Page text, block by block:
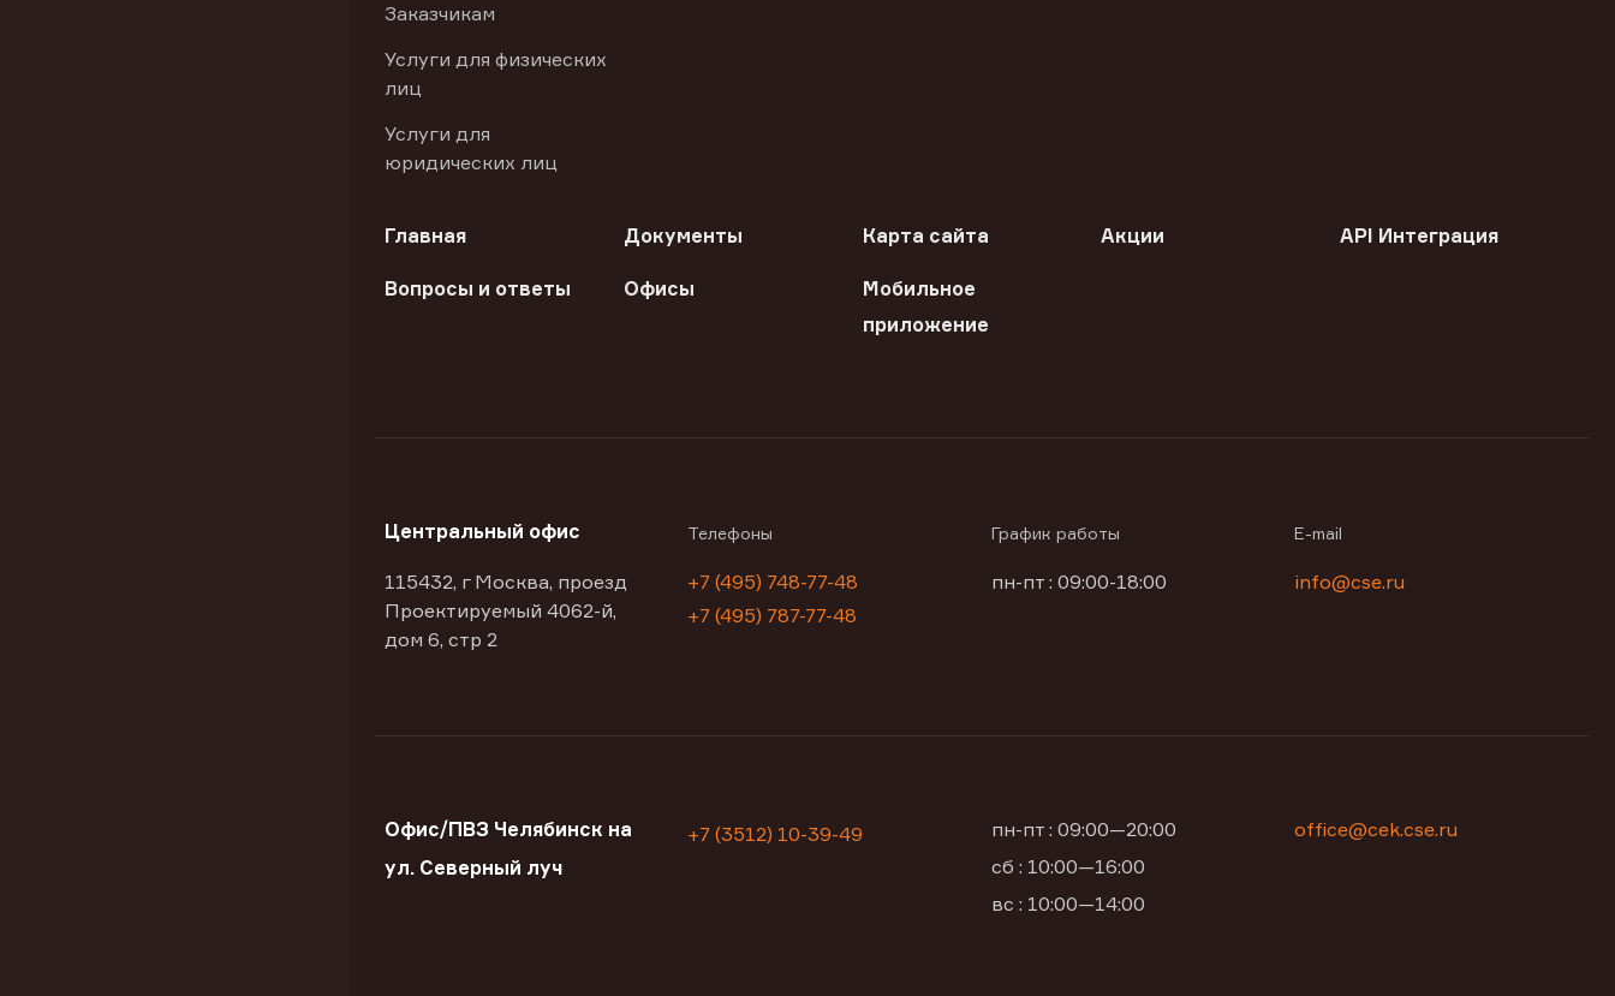
Заказчикам
Услуги для физических
лиц
Услуги для
юридических лиц
Главная Документы Карта сайта Акции API Интеграция
Вопросы и ответы Офисы
Мобильное
приложение
Центральный офис
115432, г Москва, проезд
Проектируемый 4062-й,
дом 6, стр 2
Телефоны
+7 (495) 748-77-48
+7 (495) 787-77-48
График работы
пн-пт : 09:00-18:00
E-mail
info@cse.ru
Офис/ПВЗ Челябинск на
ул. Северный луч
+7 (3512) 10-39-49
пн-пт : 09:00—20:00
сб : 10:00—16:00
вс : 10:00—14:00
office@cek.cse.ru